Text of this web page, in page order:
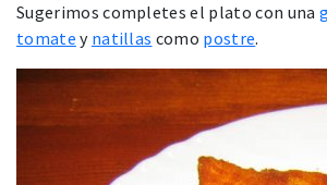
Sugerimos completes el plato con una
tomate y natillas como postre.